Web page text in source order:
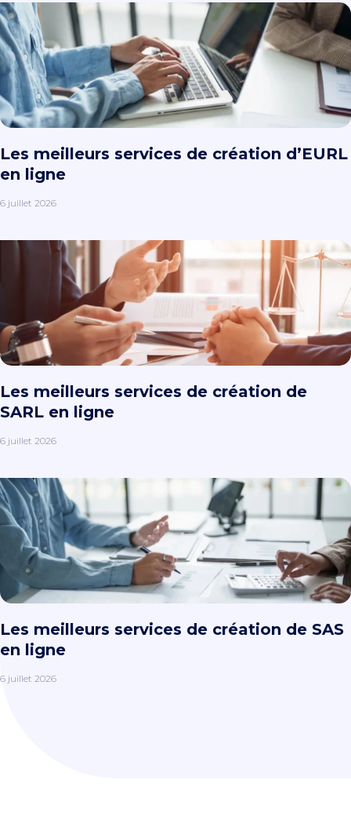
Les meilleurs services de création d’EURL
en ligne
6 juillet 2026
Les meilleurs services de création de
SARL en ligne
6 juillet 2026
Les meilleurs services de création de SAS
en ligne
6 juillet 2026